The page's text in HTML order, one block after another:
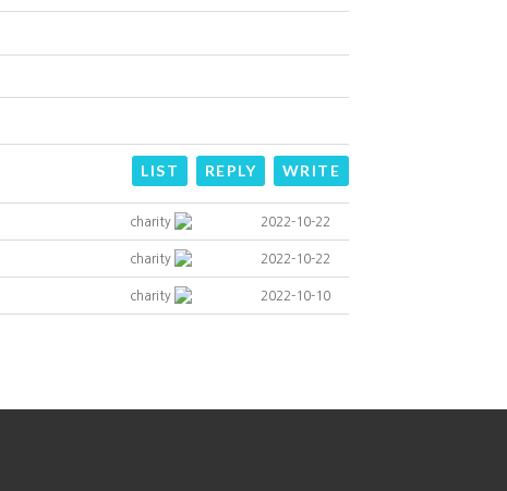
LIST REPLY WRITE
charity 2022-10-22
charity 2022-10-22
charity 2022-10-10